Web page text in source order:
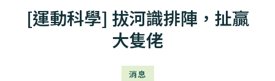
[運動科學] 拔河識排陣，扯贏
大隻佬
消息